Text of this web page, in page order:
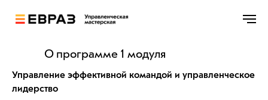
О программе 1 модуля
Управление эффективной командой и управленческое
лидерство